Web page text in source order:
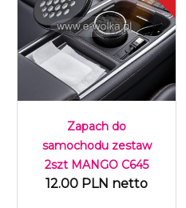
Zapach do
samochodu zestaw
2szt MANGO C645
12.00 PLN netto